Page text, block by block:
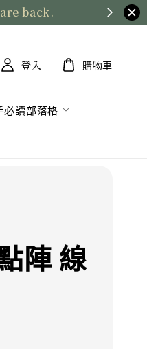
back.
必讀部落格
登入 購物車
陣 線